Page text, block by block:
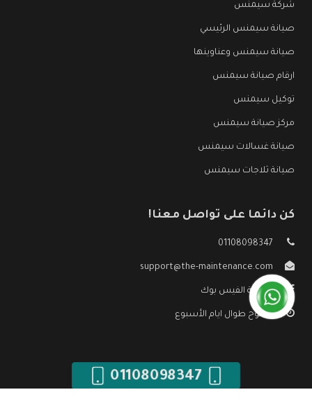
شركة سيمنس
صيانة سيمنس الرئيسي
صيانة سيمنس وعناوينها
ارقام صيانة سيمنس
توكيل سيمنس
مركز صيانة سيمنس
صيانة غسالات سيمنس
صيانة ثلاجات سيمنس
كن دائما على تواصل معنا!
01108098347
support@the-maintenance.com
صفحة الفيس بوك
مفتوح طوال ايام الأسبوع
01108098347